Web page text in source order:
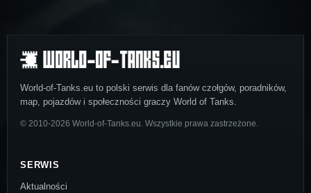
World-of-Tanks.eu to polski serwis dla fanów czołgów, poradników,
map, pojazdów i społeczności graczy World of Tanks.
© 2010-2026 World-of-Tanks.eu. Wszystkie prawa zastrzeżone.
SERWIS
Aktualności